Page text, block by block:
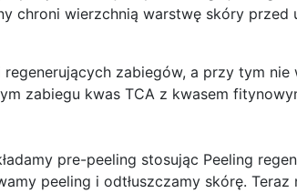
chroni wierzchnią warstwę skóry przed
zabiegów, a przy tym
zabiegu kwas TCA z kwasem
pre-peeling stosując Peeling
peeling i odtłuszczamy skórę.